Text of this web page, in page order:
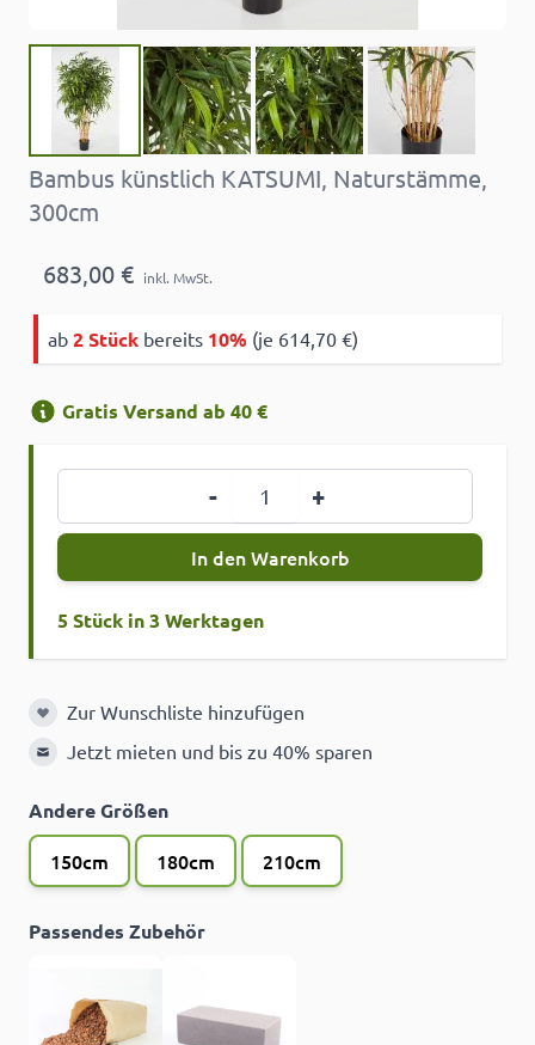
Bambus künstlich KATSUMI, Naturstämme,
300cm
683,00 € inkl. MwSt.
ab 2 Stück bereits 10% (je 614,70 €)
Gratis Versand ab 40 €
- +
In den Warenkorb
5 Stück in 3 Werktagen
Zur Wunschliste hinzufügen
Zur Wunschliste hinzufügen
Jetzt mieten und bis zu 40% sparen
Andere Größen
150cm 180cm 210cm
Passendes Zubehör